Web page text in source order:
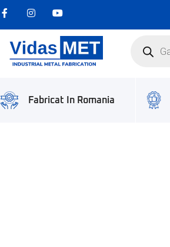
Fabricat In Romania